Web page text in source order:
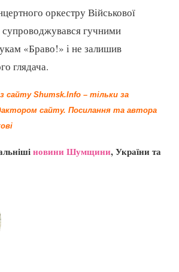
оркестру Військової
супроводжувався гучними
«Браво!» і не залишив
глядача.
сайту Shumsk.Info – тільки за
сайту. Посилання та автора
новини Шумщини, України та